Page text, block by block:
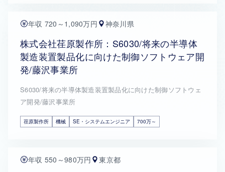
年収 720～1,090万円 神奈川県
株式会社荏原製作所：S6030/将来の半導体
製造装置製品化に向けた制御ソフトウェア開
発/藤沢事業所
S6030/将来の半導体製造装置製品化に向けた制御ソフトウェ
ア開発/藤沢事業所
荏原製作所 機械 SE・システムエンジニア 700万～
年収 550～980万円 東京都